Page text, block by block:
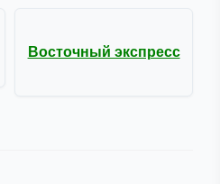
Восточный экспресс